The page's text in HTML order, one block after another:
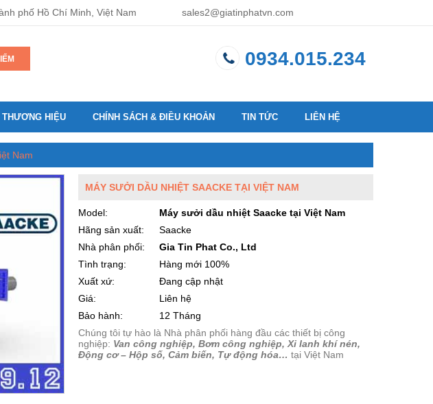
phố Hồ Chí Minh, Việt Nam sales2@giatinphatvn.com
0934.015.234
THƯƠNG HIỆU CHÍNH SÁCH & ĐIỀU KHOẢN TIN TỨC LIÊN HỆ
Nam
MÁY SƯỞI DẦU NHIỆT SAACKE TẠI VIỆT NAM
Model:
Máy sưởi dầu nhiệt Saacke tại Việt Nam
Hãng sản xuất:
Saacke
Nhà phân phối:
Gia Tin Phat Co., Ltd
Tình trạng:
Hàng mới 100%
Xuất xứ:
Đang cập nhật
Giá:
Liên hệ
Bảo hành:
12 Tháng
Chúng tôi tự hào là Nhà phân phối hàng đầu các thiết bị công
nghiệp: Van công nghiệp, Bơm công nghiệp, Xi lanh khí nén,
Động cơ – Hộp số, Cảm biến, Tự động hóa… tại Việt Nam